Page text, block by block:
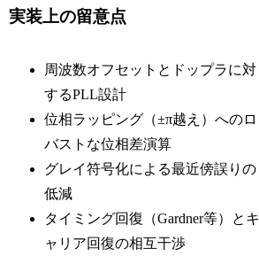
実装上の留意点
周波数オフセットとドップラに対
するPLL設計
位相ラッピング（±π越え）へのロ
バストな位相差演算
グレイ符号化による最近傍誤りの
低減
タイミング回復（Gardner等）とキ
ャリア回復の相互干渉